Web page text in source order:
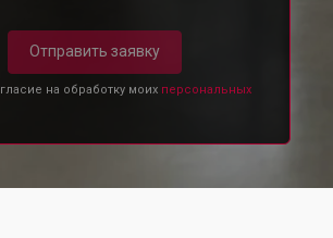
Отправить заявку
на обработку моих персональных